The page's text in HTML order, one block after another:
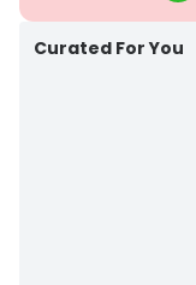
Curated For You